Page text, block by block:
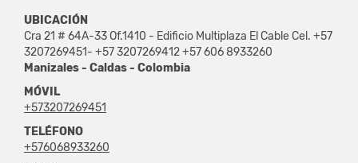
UBICACIÓN
Cra 21 # 64A-33 Of.1410 - Edificio Multiplaza El Cable Cel. +57
3207269451- +57 3207269412 +57 606 8933260
Manizales - Caldas - Colombia
MÓVIL
+573207269451
TELÉFONO
+576068933260